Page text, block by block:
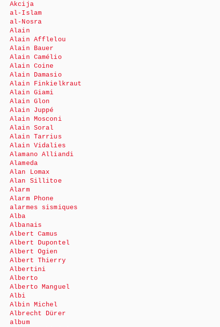
Akcija
al-Islam
al-Nosra
Alain
Alain Afflelou
Alain Bauer
Alain Camélio
Alain Coine
Alain Damasio
Alain Finkielkraut
Alain Giami
Alain Glon
Alain Juppé
Alain Mosconi
Alain Soral
Alain Tarrius
Alain Vidalies
Alamano Alliandi
Alameda
Alan Lomax
Alan Sillitoe
Alarm
Alarm Phone
alarmes sismiques
Alba
Albanais
Albert Camus
Albert Dupontel
Albert Ogien
Albert Thierry
Albertini
Alberto
Alberto Manguel
Albi
Albin Michel
Albrecht Dürer
album